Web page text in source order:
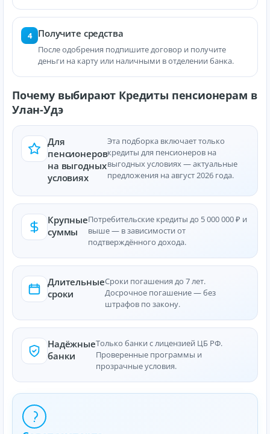
4 Получите средства
После одобрения подпишите договор и получите
деньги на карту или наличными в отделении банка.
Почему выбирают Кредиты пенсионерам в
Улан-Удэ
Для
пенсионеров
на выгодных
условиях
Эта подборка включает только
кредиты для пенсионеров на
выгодных условиях — актуальные
предложения на август 2026 года.
Крупные
суммы
Потребительские кредиты до 5 000 000 ₽ и
выше — в зависимости от
подтверждённого дохода.
Длительные
сроки
Сроки погашения до 7 лет.
Досрочное погашение — без
штрафов по закону.
Надёжные
банки
Только банки с лицензией ЦБ РФ.
Проверенные программы и
прозрачные условия.